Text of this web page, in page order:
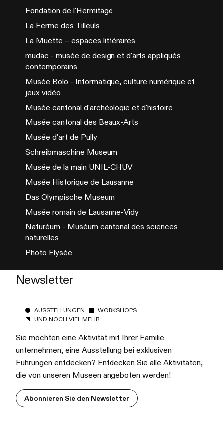
Fondation de l'Hermitage
La Ferme des Tilleuls
La Muette – espaces littéraires
mudac - musée de design et d'arts appliqués
contemporains
Musée Bolo - Informatique, culture numérique et
jeux vidéo
Musée cantonal d'archéologie et d'histoire
Musée cantonal des Beaux-Arts
Musée d'art de Pully
Schreibmaschine Museum
Musée de la main UNIL-CHUV
Musée Historique de Lausanne
Das Olympische Museum
Musée romain de Lausanne-Vidy
Naturéum - Muséum cantonal des sciences
naturelles
Photo Elysée
Newsletter
AUSSTELLUNGEN
WORKSHOPS
UND NOCH VIEL MEHR
Sie möchten eine Aktivität mit Ihrer Familie
unternehmen, eine Ausstellung bei exklusiven
Führungen entdecken? Entdecken Sie alle Aktivitäten,
die von unseren Museen angeboten werden!
Abonnieren Sie den Newsletter